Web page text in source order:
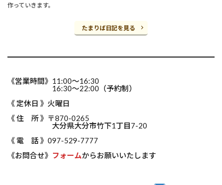
作っていきます。
たまりば日記を見る
《営業時間》11:00～16:30
16:30～22:00（予約制）
《 定休日 》火曜日
《 住 所 》〒870-0265
大分県大分市竹下1丁目7-20
《 電 話 》097-529-7777
《お問合せ》 フォームからお願いいたします